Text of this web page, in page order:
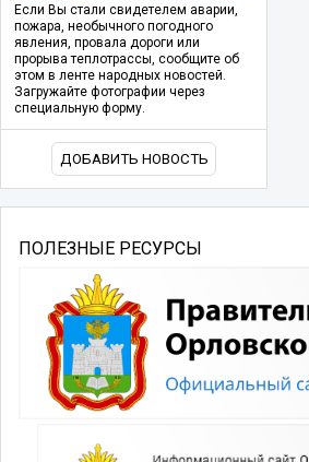
Если Вы стали свидетелем аварии,
пожара, необычного погодного
явления, провала дороги или
прорыва теплотрассы, сообщите об
этом в ленте народных новостей.
Загружайте фотографии через
специальную форму.
ДОБАВИТЬ НОВОСТЬ
ПОЛЕЗНЫЕ РЕСУРСЫ